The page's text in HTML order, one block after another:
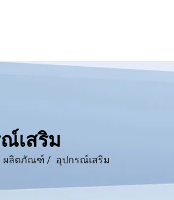
เสริม
ผลิตภัณฑ์ / อุปกรณ์เสริม